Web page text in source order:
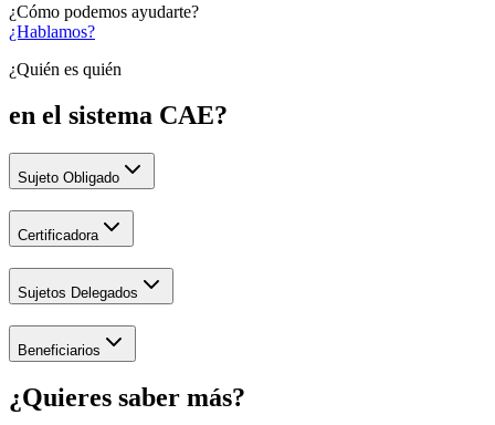
¿Cómo podemos ayudarte?
¿Hablamos?
¿Quién es quién
en el sistema CAE?
Sujeto Obligado
Certificadora
Sujetos Delegados
Beneficiarios
¿Quieres saber más?